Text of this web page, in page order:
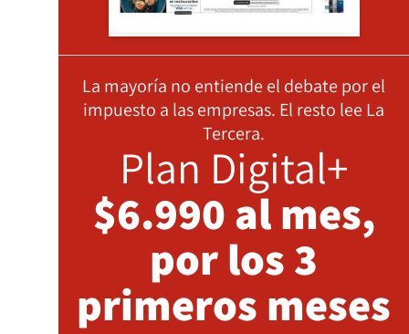
La mayoría no entiende el debate por el
impuesto a las empresas. El resto lee La
Tercera.
Plan Digital+
$6.990 al mes,
por los 3
primeros meses